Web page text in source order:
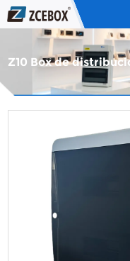
Z10 Box de